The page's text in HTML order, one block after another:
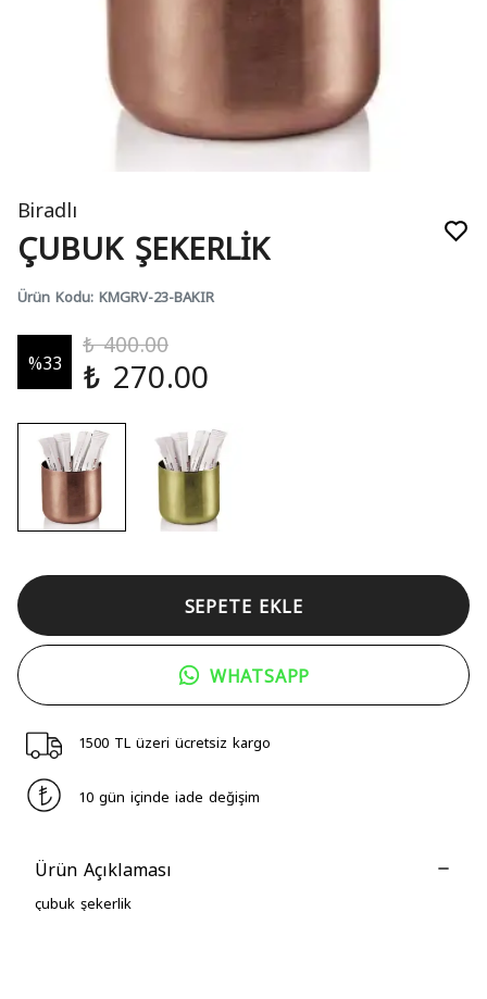
Biradlı
ÇUBUK ŞEKERLİK
Ürün Kodu: KMGRV-23-BAKIR
%33
₺ 400.00
₺ 270.00
SEPETE EKLE
WHATSAPP
1500 TL üzeri ücretsiz kargo
10 gün içinde iade değişim
Ürün Açıklaması
çubuk şekerlik